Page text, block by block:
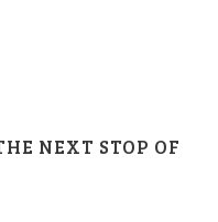
NEXT STOP OF